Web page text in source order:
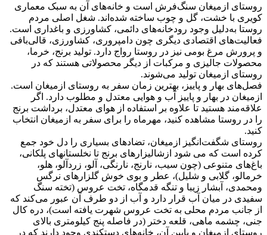
روستای ازمیغان سنگ‌فرش است و خانه‌های آن به سبک معماری
کویری با خشت، گل و چوب ساخته شده‌اند. شغل اصلی مردم
روستا به‌دلیل وجود رودخانه‌های دائمی، کشاورزی و باغداری است.
فعالیت‌های اقتصادی دیگری چون دامپروری، کشاورزی، قالی‌بافی
و پرورش مرغ بومی نیز در روستا رواج دارد. تولید برنج، خرما،
محصولات جالیزی و مرکبات از دیگر محصولاتی هستند که در
روستای ازمیغان تولید می‌شوند.
فصل‌های بهار و پاییز، بهترین زمان سفر به روستای ازمیغان است.
ازمیغان در بهار و پاییز آب و هوایی معتدل و مطلوب دارد. اگر
علاقه‌مند هستید تا علاوه بر استفاده از هوای معتدل، برداشت برنج
را در روستا مشاهده کنید، مهرماه را برای سفر به ازمیغان انتخاب
کنید.
روستای شگفت‌انگیز ازمیغان، تضادهای بسیاری را دل خود جمع
کرده است که می شود ازشالیزارهای برنج تا نخلستانهای پلکانی،
باغ‌های متنوعی (چون سیب، نارنج، نارنگی، آلو، زردآلو، هلو،
خرمالو، گلابی و شلیل)، عطر و بوی خوش گلزارهای نرگس
ومحمدی، آبشار زیبا و تنگه قدمگاه، تخت عروس (تخته سنگ‌
سفیدی در میان آب قرار دارد و آب از دو طرف آن عبور می‌کند که
از جانب مردم محلی به تخت عروس شهرت یافته است)، دره کال
جنی، چشمه ماهی، قلعه دختر (در فاصله پنج کیلومتری بالای
روستای ازمیغان و پایین آن، خانه‌های دستکندی وجود دارند که در